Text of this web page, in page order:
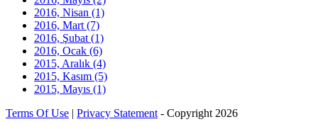
2016, Nisan (1)
2016, Mart (7)
2016, Şubat (1)
2016, Ocak (6)
2015, Aralık (4)
2015, Kasım (5)
2015, Mayıs (1)
Terms Of Use | Privacy Statement - Copyright 2026